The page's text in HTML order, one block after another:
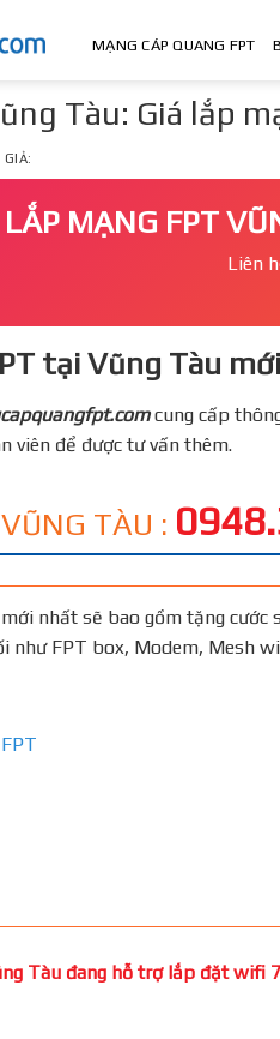
MẠNG CÁP QUANG FPT
Tàu: Giá lắp
LẮP MẠNG FPT
Liên
tại Vũng Tàu
cung cấp
viên để được tư vấn thêm.
TÀU :
nhất sẽ bao gồm tặng
như FPT box, Modem, Mesh
Tàu đang hỗ trợ lắp đặt wifi